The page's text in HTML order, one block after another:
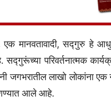
एक मानवतावादी, सद्गुरु हे
सद्गुरूंच्या परिवर्तनात्मक
जगभरातील लाखो लोकांना एक
आले आहे.